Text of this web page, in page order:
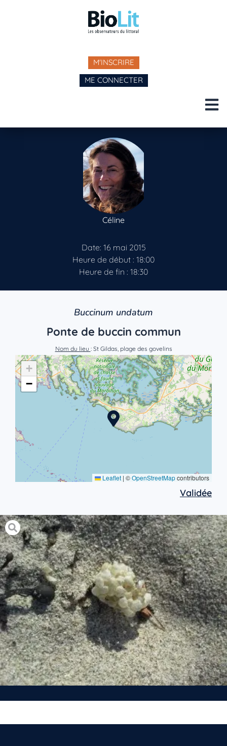
M'INSCRIRE
ME CONNECTER
Céline
Date: 16 mai 2015
Heure de début : 18:00
Heure de fin : 18:30
Buccinum undatum
Ponte de buccin commun
Nom du lieu : St Gildas, plage des govelins
+
−
Leaflet | ©OpenStreetMapcontributors
Validée